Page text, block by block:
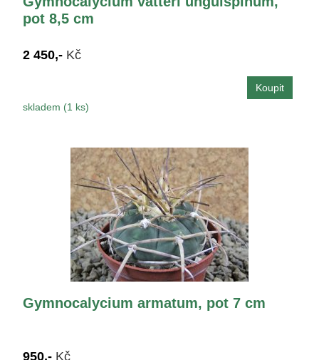
pot 8,5 cm
2 450,- Kč
skladem (1 ks)
Gymnocalycium armatum, pot 7 cm
950,- Kč